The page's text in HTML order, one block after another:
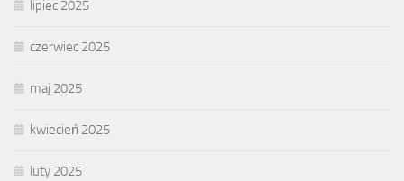
lipiec 2025
czerwiec 2025
maj 2025
kwiecień 2025
luty 2025